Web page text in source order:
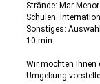
Strände: Mar
Schulen:
Sonstiges:
10 min
Wir möchten Ihnen
Umgebung